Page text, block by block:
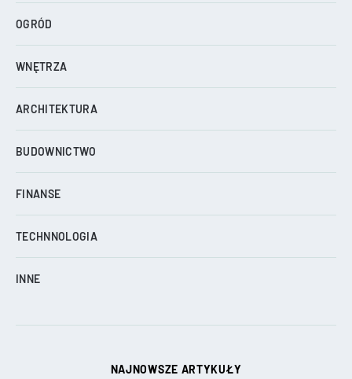
OGRÓD
WNĘTRZA
ARCHITEKTURA
BUDOWNICTWO
FINANSE
TECHNNOLOGIA
INNE
NAJNOWSZE ARTYKUŁY